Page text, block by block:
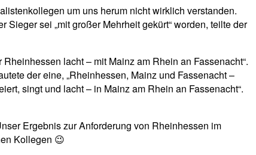
um uns herum nicht wirklich verstanden.
sei „mit großer Mehrheit gekürt“ worden, teilte der
lacht – mit Mainz am Rhein an Fassenacht“.
der eine, „Rheinhessen, Mainz und Fassenacht –
singt und lacht – in Mainz am Rhein an Fassenacht“.
Ergebnis zur Anforderung von Rheinhessen im
Kollegen 😉